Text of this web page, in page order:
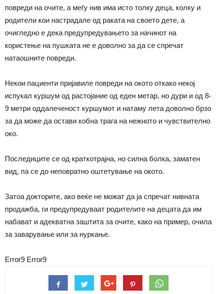
повреди на очите, а меѓу нив има исто толку деца, колку и
родители кои настрадале од раката на своето дете, а
очигледно е дека предупредувањето за начинот на
користење на пушката не е доволно за да се спречат
натаошните повреди.
Некои пациенти пријавиле повреди на окото откако некој
испукал куршум од растојание од еден метар, но дури и од 8-
9 метри оддалеченост куршумот и натаму лета доволно брзо
за да може да остави кобна трага на нежното и чувствително
око.
Последиците се од краткотрајна, но силна болка, заматен
вид, па се до неповратно оштетување на окото.
Затоа докторите, ако веќе не можат да ја спречат нивната
продажба, ги предупредуваат родителите на децата да им
набават и адекватна заштита за очите, како на пример, очила
за заварување или за нуркање.
Error9 Error9